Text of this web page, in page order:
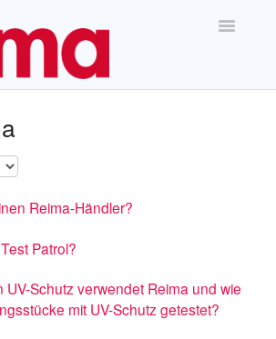
Toggle
Reima-Händler?
Patrol?
UV-Schutz verwendet Reima und wie
mit UV-Schutz getestet?